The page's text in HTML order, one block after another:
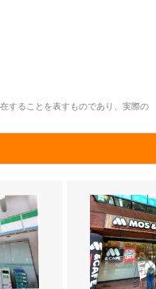
することを表すものであり、実際の